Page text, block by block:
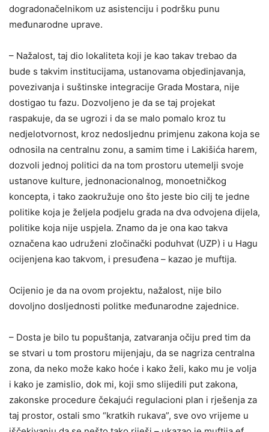
dogradonačelnikom uz asistenciju i podršku punu
međunarodne uprave.
– Nažalost, taj dio lokaliteta koji je kao takav trebao da
bude s takvim institucijama, ustanovama objedinjavanja,
povezivanja i suštinske integracije Grada Mostara, nije
dostigao tu fazu. Dozvoljeno je da se taj projekat
raspakuje, da se ugrozi i da se malo pomalo kroz tu
nedjelotvornost, kroz nedosljednu primjenu zakona koja se
odnosila na centralnu zonu, a samim time i Lakišića harem,
dozvoli jednoj politici da na tom prostoru utemelji svoje
ustanove kulture, jednonacionalnog, monoetničkog
koncepta, i tako zaokružuje ono što jeste bio cilj te jedne
politike koja je željela podjelu grada na dva odvojena dijela,
politike koja nije uspjela. Znamo da je ona kao takva
označena kao udruženi zločinački poduhvat (UZP) i u Hagu
ocijenjena kao takvom, i presuđena – kazao je muftija.
Ocijenio je da na ovom projektu, nažalost, nije bilo
dovoljno dosljednosti politke međunarodne zajednice.
– Dosta je bilo tu popuštanja, zatvaranja očiju pred tim da
se stvari u tom prostoru mijenjaju, da se nagriza centralna
zona, da neko može kako hoće i kako želi, kako mu je volja
i kako je zamislio, dok mi, koji smo slijedili put zakona,
zakonske procedure čekajući regulacioni plan i rješenja za
taj prostor, ostali smo “kratkih rukava”, sve ovo vrijeme u